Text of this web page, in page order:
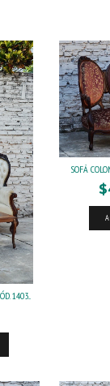
1403...
SOFÁ